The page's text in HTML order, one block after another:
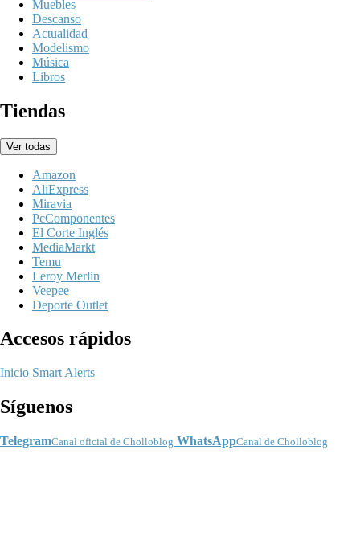
Muebles
Descanso
Actualidad
Modelismo
Música
Libros
Tiendas
Ver todas
Amazon
AliExpress
Miravia
PcComponentes
El Corte Inglés
MediaMarkt
Temu
Leroy Merlin
Veepee
Deporte Outlet
Accesos rápidos
Inicio Smart Alerts
Síguenos
TelegramCanal oficial de Cholloblog WhatsAppCanal de Cholloblog